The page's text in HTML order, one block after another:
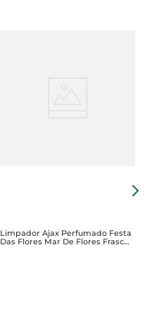
Limpador Ajax Perfumado Festa
Das Flores Mar De Flores Frasco
1l